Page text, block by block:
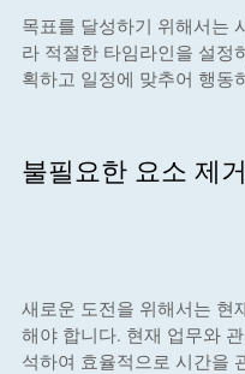
목표를 달성하기 위해서는
라 적절한 타임라인을 설정
획하고 일정에 맞추어 행동
불필요한 요소 제
새로운 도전을 위해서는 현
해야 합니다. 현재 업무와
석하여 효율적으로 시간을